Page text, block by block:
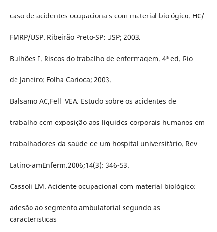
caso de acidentes ocupacionais com material biológico. HC/
FMRP/USP. Ribeirão Preto-SP: USP; 2003.
Bulhões I. Riscos do trabalho de enfermagem. 4ª ed. Rio
de Janeiro: Folha Carioca; 2003.
Balsamo AC,Felli VEA. Estudo sobre os acidentes de
trabalho com exposição aos líquidos corporais humanos em
trabalhadores da saúde de um hospital universitário. Rev
Latino-amEnferm.2006;14(3): 346-53.
Cassoli LM. Acidente ocupacional com material biológico:
adesão ao segmento ambulatorial segundo as
características